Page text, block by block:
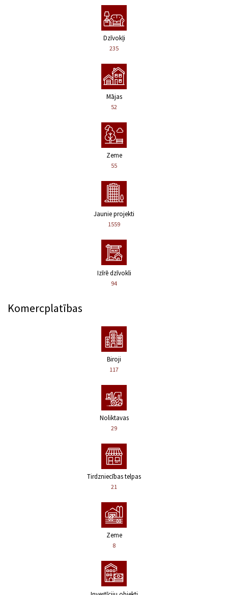
Dzīvokļi
235
Mājas
52
Zeme
55
Jaunie projekti
1559
Izīrē dzīvokli
94
Komercplatības
Biroji
117
Noliktavas
29
Tirdzniecības telpas
21
Zeme
8